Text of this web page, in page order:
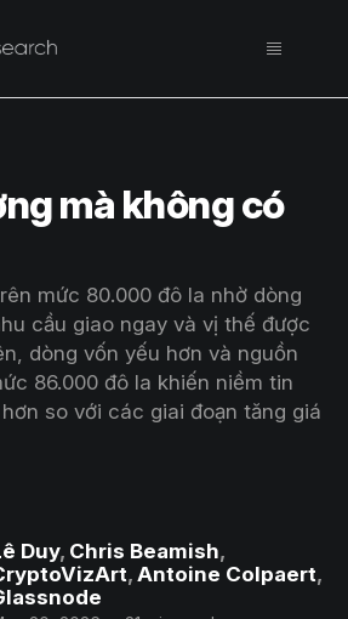
mà không có
mức 80.000 đô la nhờ dòng
cầu giao ngay và vị thế được
dòng vốn yếu hơn và nguồn
86.000 đô la khiến niềm tin
so với các giai đoạn tăng giá
Duy, Chris Beamish,
, Antoine Colpaert,